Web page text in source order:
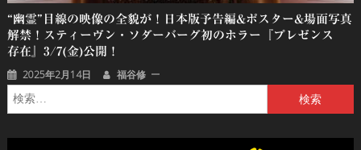
“幽霊”目線の映像の全貌が！日本版予告編&ポスター&場面写真
解禁！スティーヴン・ソダーバーグ初のホラー『プレゼンス
存在』3/7(金)公開！
2025年2月14日 福谷修
索: